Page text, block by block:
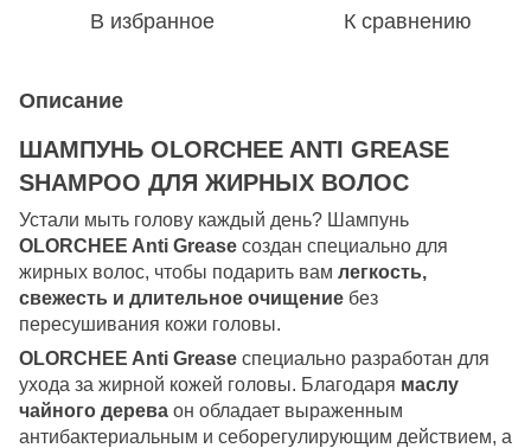
В избранное К сравнению
Описание
ШАМПУНЬ OLORCHEE ANTI GREASE
SHAMPOO ДЛЯ ЖИРНЫХ ВОЛОС
Устали мыть голову каждый день? Шампунь
OLORCHEE Anti Grease создан специально для
жирных волос, чтобы подарить вам легкость,
свежесть и длительное очищение без
пересушивания кожи головы.
OLORCHEE Anti Grease специально разработан для
ухода за жирной кожей головы. Благодаря маслу
чайного дерева он обладает выраженным
антибактериальным и себорегулирующим действием, а